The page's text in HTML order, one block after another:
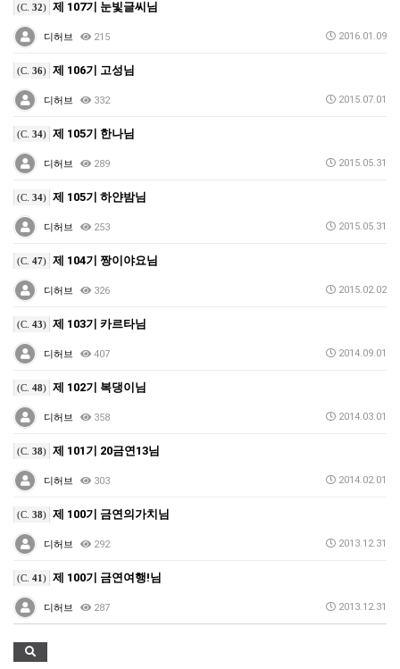
(C. 32) 제 107기 눈빛글씨님
디허브 215 2016.01.09
(C. 36) 제 106기 고성님
디허브 332 2015.07.01
(C. 34) 제 105기 한나님
디허브 289 2015.05.31
(C. 34) 제 105기 하얀밤님
디허브 253 2015.05.31
(C. 47) 제 104기 짱이야요님
디허브 326 2015.02.02
(C. 43) 제 103기 카르타님
디허브 407 2014.09.01
(C. 48) 제 102기 복댕이님
디허브 358 2014.03.01
(C. 38) 제 101기 20금연13님
디허브 303 2014.02.01
(C. 38) 제 100기 금연의가치님
디허브 292 2013.12.31
(C. 41) 제 100기 금연여행!님
디허브 287 2013.12.31